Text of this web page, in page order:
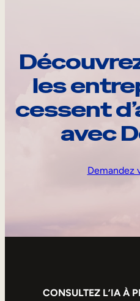
les
cessent
avec
Demandez
CONSULTEZ L’IA À